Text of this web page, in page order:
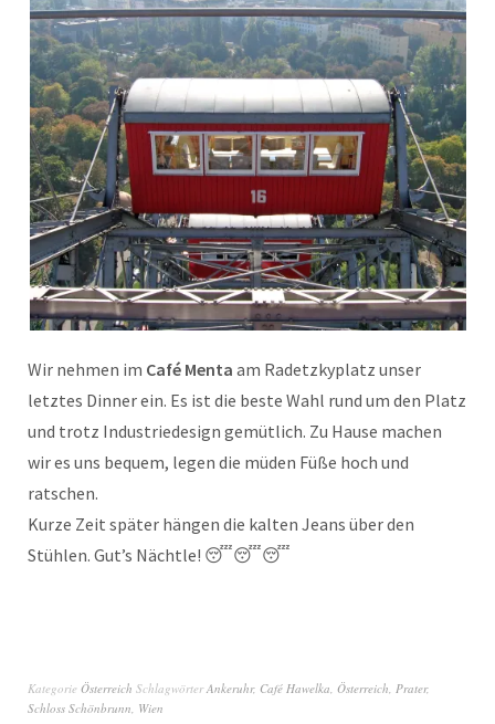
Wir nehmen im Café Menta am Radetzkyplatz unser
letztes Dinner ein. Es ist die beste Wahl rund um den Platz
und trotz Industriedesign gemütlich. Zu Hause machen
wir es uns bequem, legen die müden Füße hoch und
ratschen.
Kurze Zeit später hängen die kalten Jeans über den
Stühlen. Gut’s Nächtle! 😴😴😴
Kategorie Österreich SchlagwörterAnkeruhr, Café Hawelka Österreich Prater,
Schloss Schönbrunn Wien